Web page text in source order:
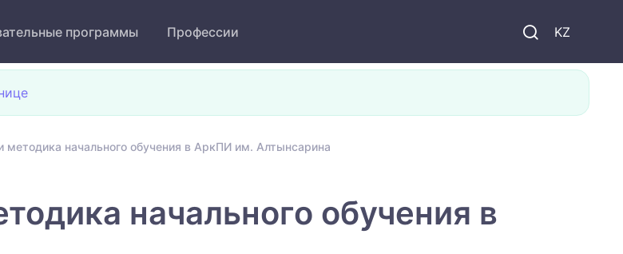
KZ
программы Профессии
методика начального обучения в АркПИ им. Алтынсарина
начального обучения в